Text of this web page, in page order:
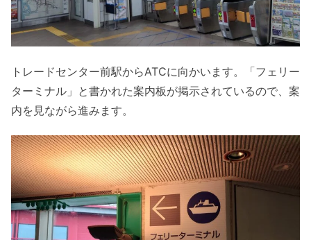
トレードセンター前駅からATCに向かいます。「フェリー
ターミナル」と書かれた案内板が掲示されているので、案
内を見ながら進みます。